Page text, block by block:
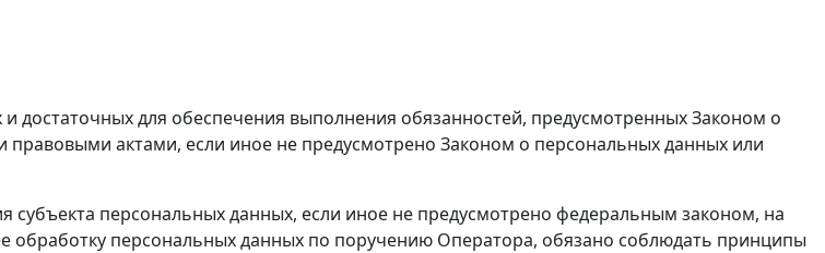
для обеспечения выполнения обязанностей, предусмотренных Законом о
актами, если иное не предусмотрено Законом о персональных данных или
персональных данных, если иное не предусмотрено федеральным законом, на
персональных данных по поручению Оператора, обязано соблюдать принципы